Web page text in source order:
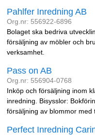
Pahlfer Inredning AB
Org.nr: 556922-6896
Bolaget ska bedriva
försäljning av möbler och
verksamhet.
Pass on AB
Org.nr: 556904-0768
Inköp och försäljning inom
inredning. Bisysslor:
försäljning av blommor med
Perfect Inredning